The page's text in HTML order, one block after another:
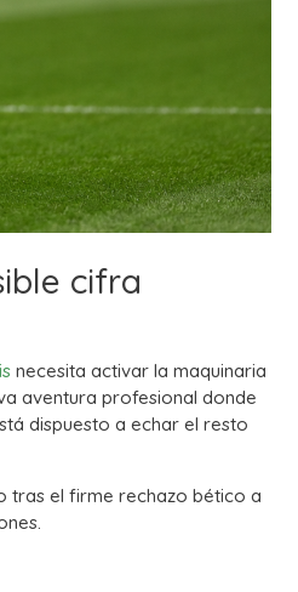
cifra
necesita activar la maquinaria
aventura profesional donde
dispuesto a echar el resto
tras el firme rechazo bético a